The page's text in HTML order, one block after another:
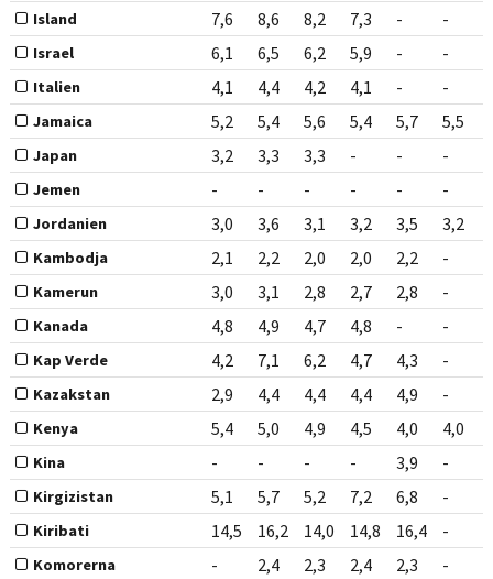
Island 7,6 8,6 8,2 7,3 - -
Israel 6,1 6,5 6,2 5,9 - -
Italien 4,1 4,4 4,2 4,1 - -
Jamaica 5,2 5,4 5,6 5,4 5,7 5,5
Japan 3,2 3,3 3,3 - - -
Jemen - - - - - -
Jordanien 3,0 3,6 3,1 3,2 3,5 3,2
Kambodja 2,1 2,2 2,0 2,0 2,2 -
Kamerun 3,0 3,1 2,8 2,7 2,8 -
Kanada 4,8 4,9 4,7 4,8 - -
Kap Verde 4,2 7,1 6,2 4,7 4,3 -
Kazakstan 2,9 4,4 4,4 4,4 4,9 -
Kenya 5,4 5,0 4,9 4,5 4,0 4,0
Kina - - - - 3,9 -
Kirgizistan 5,1 5,7 5,2 7,2 6,8 -
Kiribati 14,5 16,2 14,0 14,8 16,4 -
Komorerna - 2,4 2,3 2,4 2,3 -